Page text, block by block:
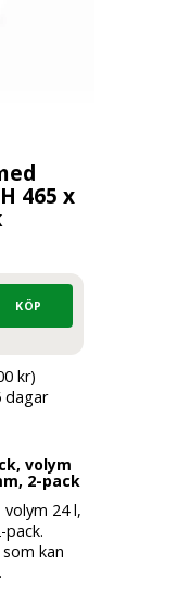
465 x
kr)
dagar
volym
2-pack
24 l,
pack.
kan